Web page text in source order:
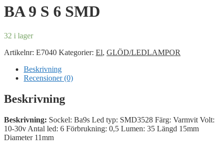
BA 9 S 6 SMD
32 i lager
Artikelnr: E7040 Kategorier: El, GLÖD/LEDLAMPOR
Beskrivning
Recensioner (0)
Beskrivning
Beskrivning: Sockel: Ba9s Led typ: SMD3528 Färg: Varmvit Volt:
10-30v Antal led: 6 Förbrukning: 0,5 Lumen: 35 Längd 15mm
Diameter 11mm